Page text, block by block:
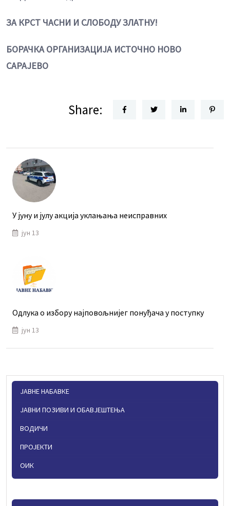
ЗА КРСТ ЧАСНИ И СЛОБОДУ ЗЛАТНУ!
БОРАЧКА ОРГАНИЗАЦИЈА ИСТОЧНО НОВО
САРАЈЕВО
Share:
У јуну и јулу акција уклањања неисправних
јун 13
Одлука о избору најповољнијег понуђача у поступку
јун 13
ЈАВНЕ НАБАВКЕ
ЈАВНИ ПОЗИВИ И ОБАВЈЕШТЕЊА
ВОДИЧИ
ПРОЈЕКТИ
ОИК